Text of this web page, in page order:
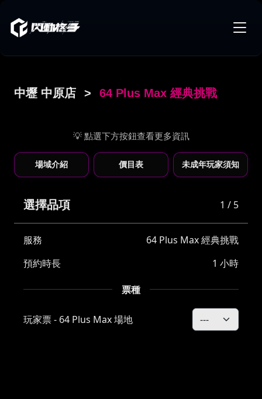
中壢 中原店 > 64 Plus Max 經典挑戰
💡 點選下方按鈕查看更多資訊
場域介紹 價目表 未成年玩家須知
選擇品項 1 / 5
服務
64 Plus Max 經典挑戰
預約時長
1 小時
票種
玩家票 - 64 Plus Max 場地